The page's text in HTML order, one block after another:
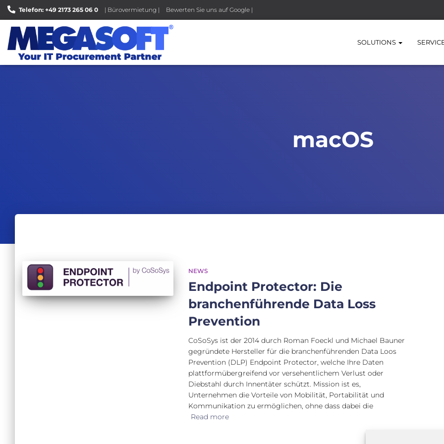
Telefon: +49 2173 265 06 0 | Bürovermietung | Bewerten Sie uns auf Google |
SOLUTIONS
macOS
NEWS
Endpoint Protector: Die
branchenführende Data Loss
Prevention
CoSoSys ist der 2014 durch Roman Foeckl und Michael Bauner
gegründete Hersteller für die branchenführenden Data Loos
Prevention (DLP) Endpoint Protector, welche Ihre Daten
plattformübergreifend vor versehentlichem Verlust oder
Diebstahl durch Innentäter schützt. Mission ist es,
Unternehmen die Vorteile von Mobilität, Portabilität und
Kommunikation zu ermöglichen, ohne dass dabei die
Read more